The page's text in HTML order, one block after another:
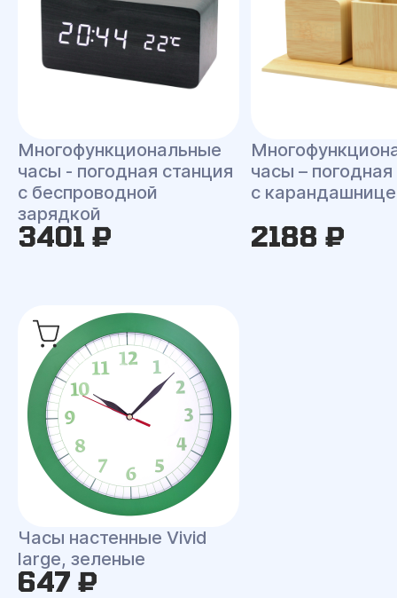
Многофункциональные
часы - погодная станция
с беспроводной
зарядкой
3401 ₽
часы –
с
2188 ₽
Часы настенные Vivid
large, зеленые
647 ₽